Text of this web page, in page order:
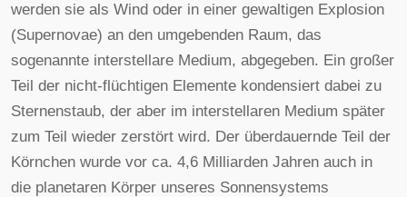
werden sie als Wind oder in einer gewaltigen Explosion
(Supernovae) an den umgebenden Raum, das
sogenannte interstellare Medium, abgegeben. Ein großer
Teil der nicht-flüchtigen Elemente kondensiert dabei zu
Sternenstaub, der aber im interstellaren Medium später
zum Teil wieder zerstört wird. Der überdauernde Teil der
Körnchen wurde vor ca. 4,6 Milliarden Jahren auch in
die planetaren Körper unseres Sonnensystems